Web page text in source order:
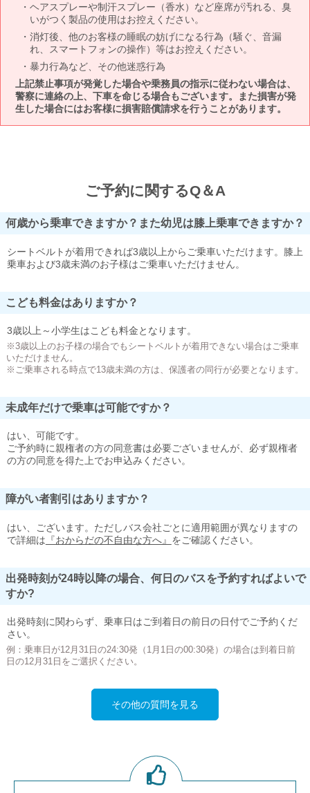
ヘアスプレーや制汗スプレー（香水）など座席が汚れる、臭
いがつく製品の使用はお控えください。
消灯後、他のお客様の睡眠の妨げになる行為（騒ぐ、音漏
れ、スマートフォンの操作）等はお控えください。
暴力行為など、その他迷惑行為
上記禁止事項が発覚した場合や乗務員の指示に従わない場合は、
警察に連絡の上、下車を命じる場合もございます。また損害が発
生した場合にはお客様に損害賠償請求を行うことがあります。
ご予約に関するQ＆A
何歳から乗車できますか？また幼児は膝上乗車できますか？
シートベルトが着用できれば3歳以上からご乗車いただけます。膝上
乗車および3歳未満のお子様はご乗車いただけません。
こども料金はありますか？
3歳以上～小学生はこども料金となります。
※3歳以上のお子様の場合でもシートベルトが着用できない場合はご乗車
いただけません。
※ご乗車される時点で13歳未満の方は、保護者の同行が必要となります。
未成年だけで乗車は可能ですか？
はい、可能です。
ご予約時に親権者の方の同意書は必要ございませんが、必ず親権者
の方の同意を得た上でお申込みください。
障がい者割引はありますか？
はい、ございます。ただしバス会社ごとに適用範囲が異なりますの
で詳細は 『おからだの不自由な方へ』 をご確認ください。
出発時刻が24時以降の場合、何日のバスを予約すればよいで
すか?
出発時刻に関わらず、乗車日はご到着日の前日の日付でご予約くだ
さい。
例：乗車日が12月31日の24:30発（1月1日の00:30発）の場合は到着日前
日の12月31日をご選択ください。
その他の質問を見る